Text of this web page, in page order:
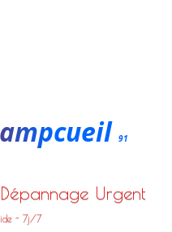
91
Urgent
- 7j/7